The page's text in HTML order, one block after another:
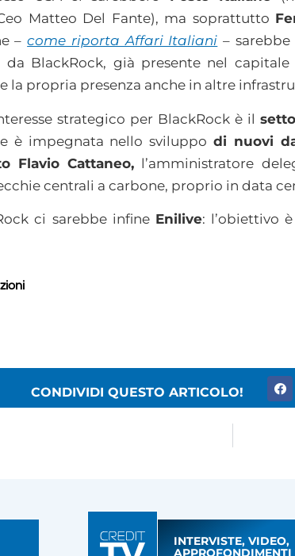
Matteo Del Fante), ma soprattutto
–come riporta Affari Italiani –
da BlackRock, già presente nel
la propria presenza anche in altre
strategico per BlackRock è il
è impegnata nello sviluppodi nuovi
Flavio Cattaneo, l’amministratore
centrali a carbone, proprio in data
ci sarebbe infine Enilive: l’obiettivo
CONDIVIDI QUESTO ARTICOLO!
INTERVISTE, VIDEO,
APPROFONDIMENTI